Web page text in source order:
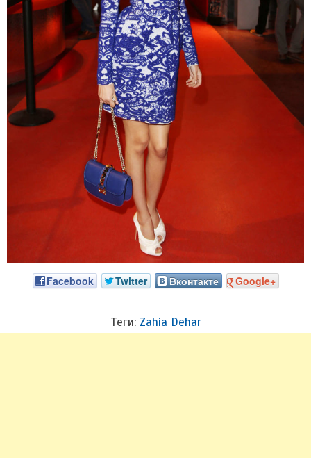
Facebook Twitter Вконтакте Google+
Теги: Zahia Dehar